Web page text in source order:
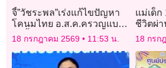
จี้”วัชระพล”เร่งแก้ไขปัญหา
โคนมไทย อ.ส.ค.ครวญแบก
รับซื้อนมเกิน วันละ 140 ตัน
ชง 3 แนวทางกูวิกฤต
18 กรกฎาคม 2569 11:53 น.
แม่เด็ก
ชีวิตผ่
ขับรถไ
18 กรก